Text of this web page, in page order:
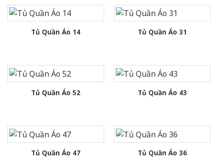
Tủ Quần Áo 14 Tủ Quần Áo 31
Tủ Quần Áo 52 Tủ Quần Áo 43
Tủ Quần Áo 47 Tủ Quần Áo 36